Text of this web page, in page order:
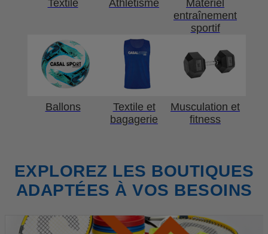
Textile Athlétisme
Matériel
entraînement
sportif
Ballons
Textile et
bagagerie
Musculation et
fitness
EXPLOREZ LES BOUTIQUES
ADAPTÉES À VOS BESOINS